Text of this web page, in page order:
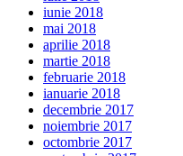
iunie 2018
mai 2018
aprilie 2018
martie 2018
februarie 2018
ianuarie 2018
decembrie 2017
noiembrie 2017
octombrie 2017